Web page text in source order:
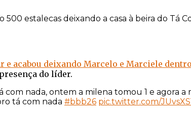
estalecas deixando a casa à beira do Tá
acabou deixando Marcelo e Marciele
do líder.
nada, ontem a milena tomou 1 e agora
tá com nada #bbb26 pic.twitter.com/